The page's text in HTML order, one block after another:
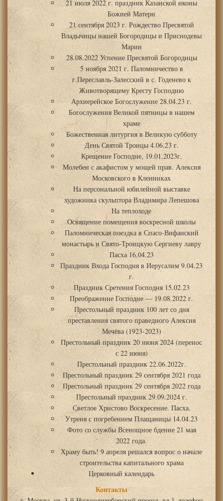
21 июля 2022 г. праздник Казанской иконы
Божией Матери
21 сентября 2023 г. Рождество Пресвятой
Владычицы нашей Богородицы и Приснодевы
Марии
28.08.2022 Успение Пресвятой Богородицы
5 ноября 2021 г. Паломничество в
г.Переславль-Залесский в с. Годенево к
Животворящему Кресту Господню
Архиерейское Богослужение 28.04.23 г.
Богослужения Великой пятницы в нашем
храме
Божественная литургия в Великую субботу
День Святой Троицы 4.06.23 г.
Крещение Господне, 19.01.2023г.
Молебен с акафистом у мощей прав. Алексия
Московского в Кленниках
На персональной юбилейной выставке
художника скульптора Владимира Лепешова
На теплоходе
Освящение помещения воскресной школы
Паломническая поездка в Спасо-Вифанский
монастырь и Свято-Троицкую Сергиеву лавру
Пасха 16.04.23
Праздник Входа Господня в Иерусалим 9.04.23
г.
Праздник Сретения Господня 15.02.23
Преображение Господне — 19.08.2022 г.
Престольный праздник 100 лет со дня
преставления святого праведного Алексия
Мечёва (1923-2023)
Престольный праздник 20 июня 2024 (перенос
с 22 июня)
Престольный праздник 22.06.2022г.
Престольный праздник 29 сентября 2021 года
Престольный праздник 29 сентября 2022 года
Престольный праздник 29.09.2024 г.
Светлое Христово Воскресение. Пасха.
Утреня с погребением Плащаницы 14.04.23
Фото со службы Всенощное бдение 21 мая
2022 года.
Храму быть! 9 апреля решался вопрос о начале
строительства капитального храма
Церковный календарь
Контакты